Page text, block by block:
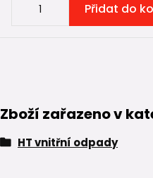
Přidat do
Zboží zařazeno v
HT vnitřní odpady